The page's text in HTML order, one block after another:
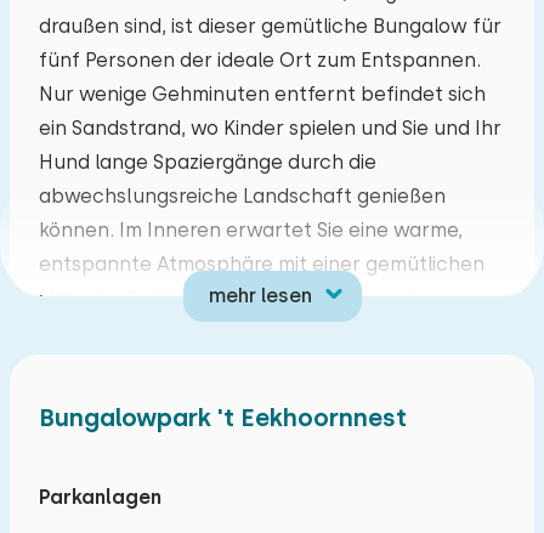
draußen sind, ist dieser gemütliche Bungalow für
fünf Personen der ideale Ort zum Entspannen.
Nur wenige Gehminuten entfernt befindet sich
ein Sandstrand, wo Kinder spielen und Sie und Ihr
Hund lange Spaziergänge durch die
abwechslungsreiche Landschaft genießen
können. Im Inneren erwartet Sie eine warme,
entspannte Atmosphäre mit einer gemütlichen
Sitzecke, Spielen und Büchern für gemeinsame
Möglichkeiten für Gruppen jeder Größe.
mehr lesen
27 28 29 30 31 01 02
03 04 05 06 07 08 09
10 11 12 13 14
17 18 19 20 21 22 23
Bungalowpark 't Eekhoornnest
Parkanlagen